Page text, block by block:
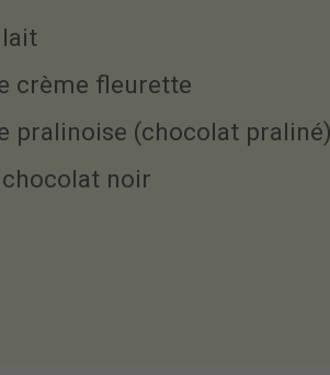
crème fleurette
pralinoise (chocolat
noir